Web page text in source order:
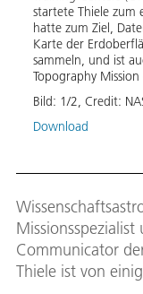
startete Thiele zum
hatte zum Ziel,
Karte der
sammeln, und ist
Topography Mission
Bild: 1/2 Credit:
Download
Communicator
Thiele ist von